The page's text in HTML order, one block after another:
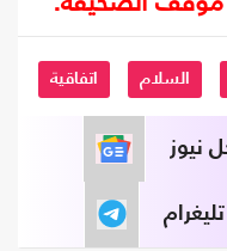
السلام اتفاقية
نيوز